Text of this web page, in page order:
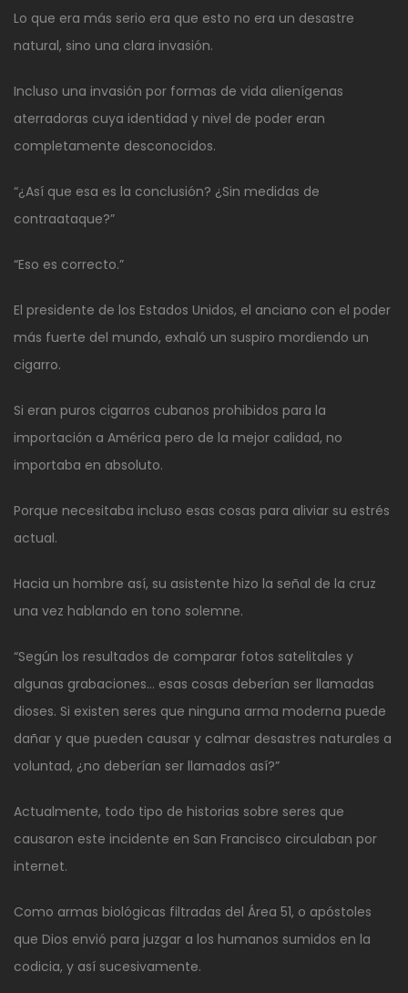
Lo que era más serio era que esto no era un desastre
natural, sino una clara invasión.
Incluso una invasión por formas de vida alienígenas
aterradoras cuya identidad y nivel de poder eran
completamente desconocidos.
“¿Así que esa es la conclusión? ¿Sin medidas de
contraataque?”
“Eso es correcto.”
El presidente de los Estados Unidos, el anciano con el poder
más fuerte del mundo, exhaló un suspiro mordiendo un
cigarro.
Si eran puros cigarros cubanos prohibidos para la
importación a América pero de la mejor calidad, no
importaba en absoluto.
Porque necesitaba incluso esas cosas para aliviar su estrés
actual.
Hacia un hombre así, su asistente hizo la señal de la cruz
una vez hablando en tono solemne.
“Según los resultados de comparar fotos satelitales y
algunas grabaciones… esas cosas deberían ser llamadas
dioses. Si existen seres que ninguna arma moderna puede
dañar y que pueden causar y calmar desastres naturales a
voluntad, ¿no deberían ser llamados así?”
Actualmente, todo tipo de historias sobre seres que
causaron este incidente en San Francisco circulaban por
internet.
Como armas biológicas filtradas del Área 51, o apóstoles
que Dios envió para juzgar a los humanos sumidos en la
codicia, y así sucesivamente.